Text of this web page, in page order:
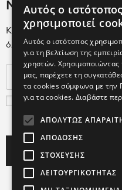
Newsletter
Κάνε εγγραφή στο
όλα τα νέα μας και τα
Συμφωνώ με τους
Δεδομένων
Αυτός ο ιστότοπος
χρησιμοποιεί
Αυτός ο ιστότοπος
για τη βελτίωση της
χρηστών. Χρησιμοποιώντας
μας, παρέχετε τη
τα cookies σύμφωνα με την
για τα cookies. Διαβάστε
ΑΠΟΛΎΤΩΣ
ΑΠΌΔΟΣΗΣ
ΣΤΌΧΕΥΣΗΣ
ΛΕΙΤΟΥΡΓΙΚΌΤΗΤΑΣ